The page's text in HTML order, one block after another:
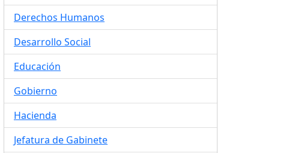
Derechos Humanos
Desarrollo Social
Educación
Gobierno
Hacienda
Jefatura de Gabinete